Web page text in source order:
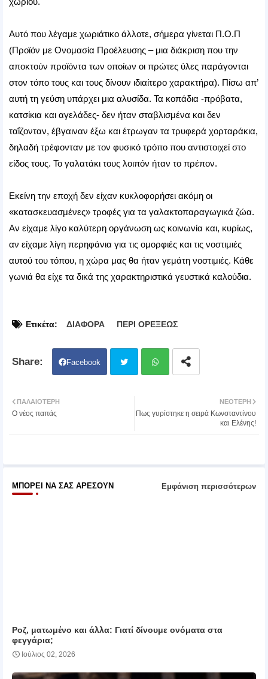
Αυτό που λέγαμε χωριάτικο άλλοτε, σήμερα γίνεται Π.Ο.Π
(Προϊόν με Ονομασία Προέλευσης – μια διάκριση που την
αποκτούν προϊόντα των οποίων οι πρώτες ύλες παράγονται
στον τόπο τους και τους δίνουν ιδιαίτερο χαρακτήρα). Πίσω απ’
αυτή τη γεύση υπάρχει μια αλυσίδα. Τα κοπάδια -πρόβατα,
κατσίκια και αγελάδες- δεν ήταν σταβλισμένα και δεν
ταΐζονταν, έβγαιναν έξω και έτρωγαν τα τρυφερά χορταράκια,
δηλαδή τρέφονταν με τον φυσικό τρόπο που αντιστοιχεί στο
είδος τους. Το γαλατάκι τους λοιπόν ήταν το πρέπον.
Εκείνη την εποχή δεν είχαν κυκλοφορήσει ακόμη οι
«κατασκευασμένες» τροφές για τα γαλακτοπαραγωγικά ζώα.
Αν είχαμε λίγο καλύτερη οργάνωση ως κοινωνία και, κυρίως,
αν είχαμε λίγη περηφάνια για τις ομορφιές και τις νοστιμιές
αυτού του τόπου, η χώρα μας θα ήταν γεμάτη νοστιμιές. Κάθε
γωνιά θα είχε τα δικά της χαρακτηριστικά γευστικά καλούδια.
Ετικέτα: ΔΙΑΦΟΡΑ ΠΕΡΙ ΟΡΕΞΕΩΣ
Facebook
atsa
ΝΕΌΤΕΡΗ
Πως γυρίστηκε η σειρά Κωνσταντίνου
και Ελένης!
ΠΑΛΑΙΌΤΕΡΗ
Ο νέος παπάς
ΜΠΟΡΕΊ ΝΑ ΣΑΣ ΑΡΈΣΟΥΝ Εμφάνιση περισσότερων
Ροζ, ματωμένο και άλλα: Γιατί δίνουμε ονόματα στα
φεγγάρια;
Ιούλιος 02, 2026